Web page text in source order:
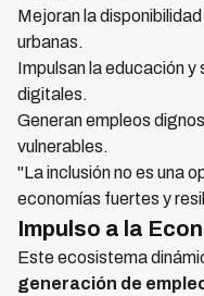
Mejoran la
urbanas.
Impulsan la educación
digitales.
Generan empleos
vulnerables.
"La inclusión no es una
economías fuertes y
Impulso a la
Este ecosistema
generación de